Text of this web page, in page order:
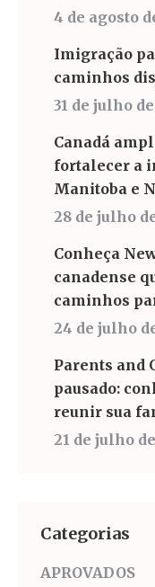
4 de agosto
Imigração
caminhos
31 de julho
Canadá
fortalecer a
Manitoba e
28 de julho
Conheça
canadense
caminhos
24 de julho
Parents and
pausado:
reunir sua
21 de julho
Categorias
APROVADOS